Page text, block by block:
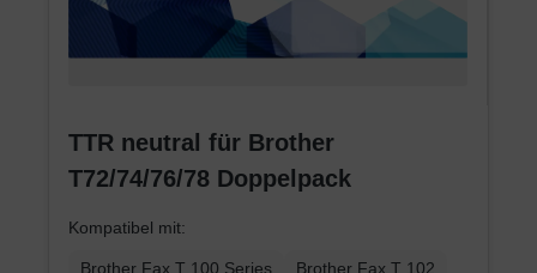
TTR neutral für Brother
T72/74/76/78 Doppelpack
Kompatibel mit:
Brother Fax T 100 Series Brother Fax T 102